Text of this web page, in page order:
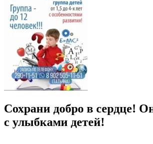
Сохрани добро в сердце!
с улыбками детей!